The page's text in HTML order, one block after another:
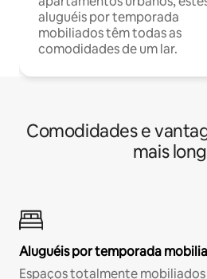
aluguéis por temporada
mobiliados têm todas as
comodidades de um lar.
Comodidades e
mais
Aluguéis por temporada
Espaços totalmente mobiliados